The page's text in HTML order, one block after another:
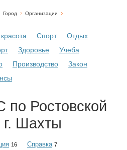
Каталог
Город Организации
Спорт
Отдых
Здоровье
Учеба
Производство
Закон
по Ростовской
г. Шахты
16 Справка 7